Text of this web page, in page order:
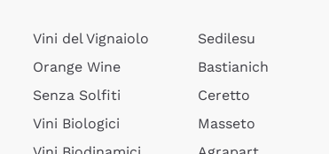
Vini del Vignaiolo
Orange Wine
Senza Solfiti
Vini Biologici
Sedilesu
Bastianich
Ceretto
Masseto